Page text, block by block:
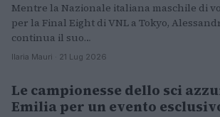
Mentre la Nazionale italiana maschile di
per la Final Eight di VNL a Tokyo,
continua il suo…
Ilaria Mauri · 21 Lug 2026
ALTRI SPORT
Le campionesse dello sci
Emilia per un evento